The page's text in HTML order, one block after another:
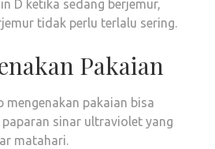
D ketika sedang berjemur,
tidak perlu terlalu sering.
Pakaian
mengenakan pakaian bisa
sinar ultraviolet yang
matahari.